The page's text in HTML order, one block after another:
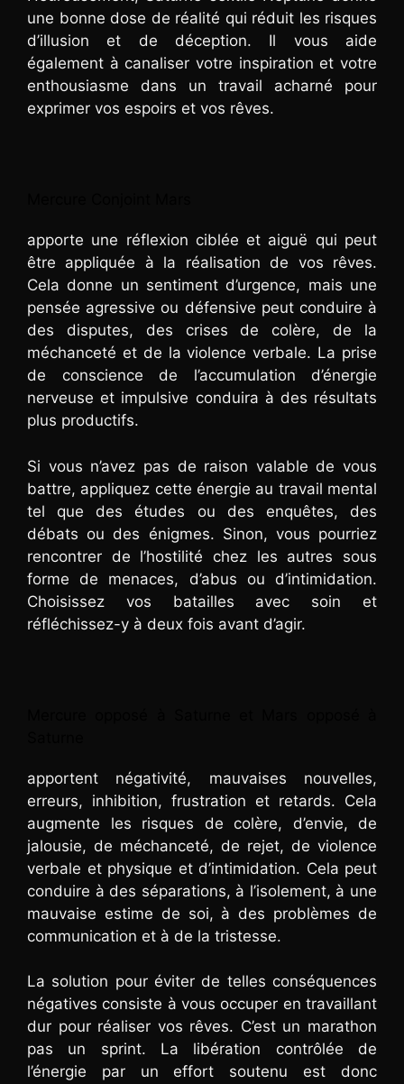
une bonne dose de réalité qui réduit les risques
d’illusion et de déception. Il vous aide
également à canaliser votre inspiration et votre
enthousiasme dans un travail acharné pour
exprimer vos espoirs et vos rêves.
apporte une réflexion ciblée et aiguë qui peut
être appliquée à la réalisation de vos rêves.
Cela donne un sentiment d’urgence, mais une
pensée agressive ou défensive peut conduire à
des disputes, des crises de colère, de la
méchanceté et de la violence verbale. La prise
de conscience de l’accumulation d’énergie
nerveuse et impulsive conduira à des résultats
plus productifs.
Si vous n’avez pas de raison valable de vous
battre, appliquez cette énergie au travail mental
tel que des études ou des enquêtes, des
débats ou des énigmes. Sinon, vous pourriez
rencontrer de l’hostilité chez les autres sous
forme de menaces, d’abus ou d’intimidation.
Choisissez vos batailles avec soin et
réfléchissez-y à deux fois avant d’agir.
apportent négativité, mauvaises nouvelles,
erreurs, inhibition, frustration et retards. Cela
augmente les risques de colère, d’envie, de
jalousie, de méchanceté, de rejet, de violence
verbale et physique et d’intimidation. Cela peut
conduire à des séparations, à l’isolement, à une
mauvaise estime de soi, à des problèmes de
communication et à de la tristesse.
La solution pour éviter de telles conséquences
négatives consiste à vous occuper en travaillant
dur pour réaliser vos rêves. C’est un marathon
pas un sprint. La libération contrôlée de
l’énergie par un effort soutenu est donc